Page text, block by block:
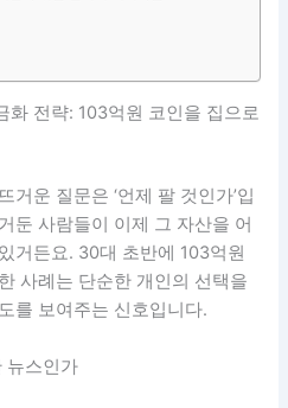
화 전략: 103억원 코인을 집으로
거운 질문은 ‘언제 팔 것인가’입
둔 사람들이 이제 그 자산을 어
거든요. 30대 초반에 103억원
사례는 단순한 개인의 선택을
를 보여주는 신호입니다.
뉴스인가